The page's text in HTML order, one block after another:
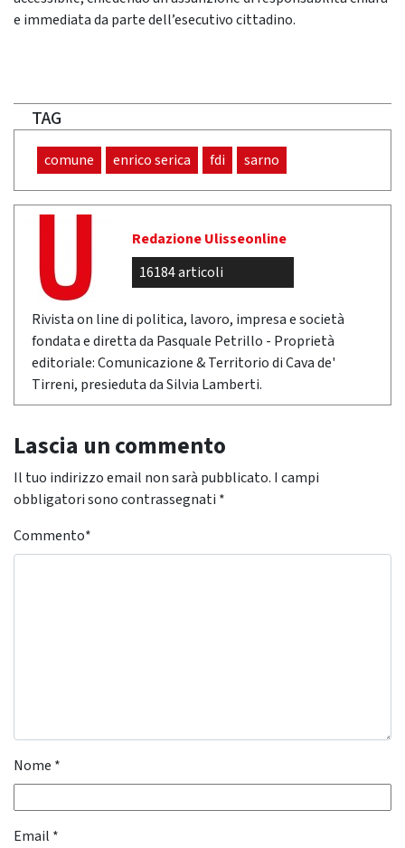
e immediata da parte dell’esecutivo cittadino.
TAG
comune enrico serica fdi sarno
Redazione Ulisseonline
16184 articoli
Rivista on line di politica, lavoro, impresa e società
fondata e diretta da Pasquale Petrillo - Proprietà
editoriale: Comunicazione & Territorio di Cava de'
Tirreni, presieduta da Silvia Lamberti.
Lascia un commento
Il tuo indirizzo email non sarà pubblicato. I campi
obbligatori sono contrassegnati *
Commento*
Nome *
Email *